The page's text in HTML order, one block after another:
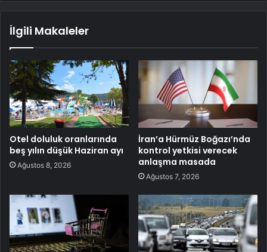
İlgili Makaleler
Otel doluluk oranlarında
beş yılın düşük Haziran ayı
Ağustos 8, 2026
İran’a Hürmüz Boğazı’nda
kontrol yetkisi verecek
anlaşma masada
Ağustos 7, 2026